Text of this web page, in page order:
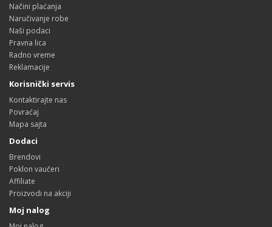
Načini plaćanja
Naručivanje robe
Naši podaci
Pravna lica
Radno vreme
Reklamacije
Korisnički servis
Kontaktirajte nas
Povraćaj
Mapa sajta
Dodaci
Brendovi
Poklon vaučeri
Affiliate
Proizvodi na akciji
Moj nalog